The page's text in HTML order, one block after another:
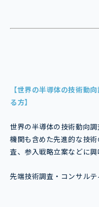
【世界の半導体の技術動
る方】
世界の半導体の技術動向
機関も含めた先進的な技
査、参入戦略立案などに興
先端技術調査・コンサル